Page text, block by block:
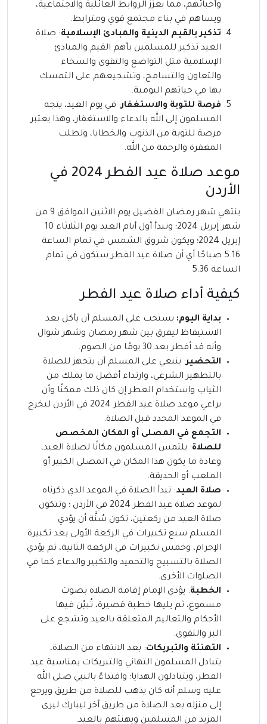
وأحبائهم، مما يعزز الروابط العائلية والاجتماعية،
ويساهم في بناء مجتمع قوي ومترابط.
تذكير بالقيم الدينية والمبادئ الإسلامية: صلاة
العيد تذكير للمسلمين بأهم القيم والمبادئ
الإسلامية مثل التواضع والتقوى والسخاء
والتعاون والتسامح، وتشجيعهم على التمسك
بها في حياتهم اليومية.
فرصة للتوبة والاستغفار: في يوم العيد، يتجه
المسلمون إلى الله بالدعاء والاستغفار، وهذا يعتبر
فرصة للتوبة من الذنوب والخطايا، ولطلب
المغفرة والرحمة من الله.
موعد صلاة عيد الفطر 2024 في
الأردن
ينتهي شهر رمضان الفضيل يوم الاثنين الموافق 9 من
شهر إبريل 2024؛ وتبدأ أول أيام العيد يوم الثلاثاء 10
إبريل 2024؛ ويكون شروق الشمس في تمام الساعة
5.16 صباحًا أي أن صلاة عيد الفطر ستكون في تمام
الساعة 5.36
كيفية أداء صلاة عيد الفطر
بداية اليوم: يستحب على المسلم أن يأكل بعد
الاستيقاظ ليفرق بين شهر رمضان وشهر شوال
وأنه قد أفطر بعد 30 يومًا من الصوم.
التحضير: ينبغي على المسلم أن يتجهز للصلاة
بالتطهير الشرعي، وارتداء أفضل ما يملك من
الثياب واستخدام العطر إن كان ذلك ممكنًا وأن
يراعي موعد صلاة عيد الفطر 2024 في الأردن ليخرج
في الموعد المحدد قبل الصلاة.
التجمع في المصلى أو المكان المخصص
للصلاة: يلتمس المسلمون مكانًا لصلاة العيد،
وعادة ما يكون هذا المكان في المصلى الكبير أو
الملعب أو الحديقة.
صلاة العيد: تبدأ الصلاة في الموعد الذي ذكرناه
لموعد صلاة عيد الفطر 2024 في الأردن ؛ وتتكون
صلاة العيد من ركعتين، تكون سُنَّة أن يؤدي
المسلم سبع تكبيرات في الركعة الأولى بعد تكبيرة
الإحرام، وخمس تكبيرات في الركعة الثانية، ثم يؤدي
الصلاة بالتسبيح والتحميد والتكبير والدعاء كما في
الصلوات الأخرى.
الخطبة: يؤدي الإمام إقامة الصلاة بصوت
مسموع، ثم يليها خطبة قصيرة، تُبيّن فيها
الأحكام والتعاليم المتعلقة بالعيد وتشجع على
البر والتقوى.
التهنئة والتبريكات: بعد الانتهاء من الصلاة،
يتبادل المسلمون التهاني والتبريكات بمناسبة عيد
الفطر، ويتبادلون الهدايا؛ واقتداءً بالنبي صلى الله
عليه وسلم أنه كان يذهب للصلاة من طريق ويرجع
إلى منزله بعد الصلاة من طريق آخر ليبارك ليرى
المزيد من المسلمين ويهنئهم بالعيد.